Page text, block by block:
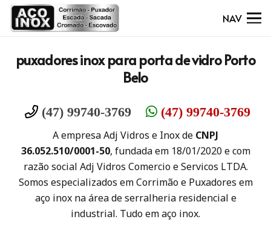
NAV
puxadores inox para porta de vidro Porto
Belo
(47) 99740-3769 (47) 99740-3769
A empresa Adj Vidros e Inox de CNPJ
36.052.510/0001-50, fundada em 18/01/2020 e com
razão social Adj Vidros Comercio e Servicos LTDA.
Somos especializados em Corrimão e Puxadores em
aço inox na área de serralheria residencial e
industrial. Tudo em aço inox.